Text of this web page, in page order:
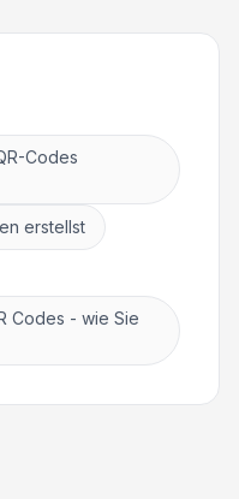
Codes
erstellst
Codes - wie Sie